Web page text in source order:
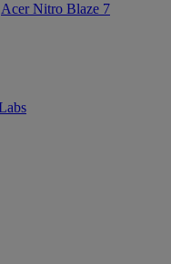
Acer Nitro Blaze 7